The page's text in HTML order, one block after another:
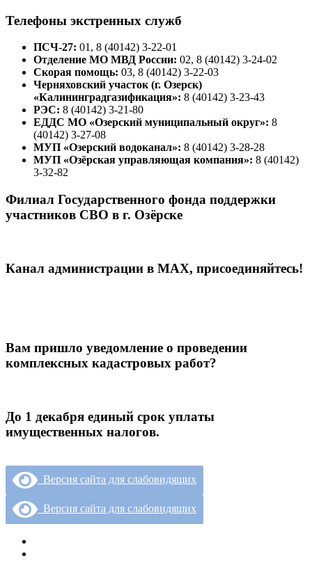
Телефоны экстренных служб
ПСЧ-27: 01, 8 (40142) 3-22-01
Отделение МО МВД России: 02, 8 (40142) 3-24-02
Скорая помощь: 03, 8 (40142) 3-22-03
Черняховский участок (г. Озерск)
«Калининградгазификация»: 8 (40142) 3-23-43
РЭС: 8 (40142) 3-21-80
ЕДДС МО «Озерский муниципальный округ»: 8
(40142) 3-27-08
МУП «Озерский водоканал»: 8 (40142) 3-28-28
МУП «Озёрская управляющая компания»: 8 (40142)
3-32-82
Филиал Государственного фонда поддержки
участников СВО в г. Озёрске
Канал администрации в МАХ, присоединяйтесь!
Вам пришло уведомление о проведении
комплексных кадастровых работ?
До 1 декабря единый срок уплаты
имущественных налогов.
Версия сайта для слабовидящих
Версия сайта для слабовидящих